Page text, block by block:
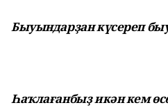
Быуындарҙан күсереп
Һаҡлағанбыҙ икән кем